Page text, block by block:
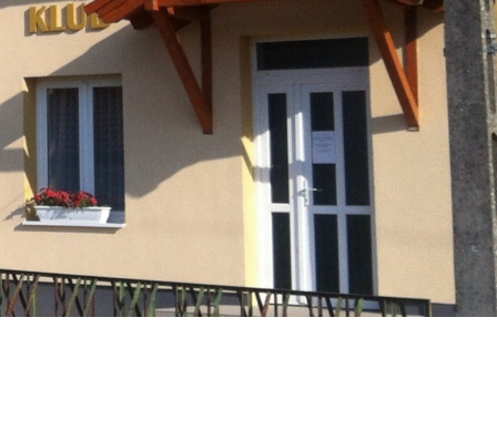
Intézményfenntartó
Társulás
Vasszécsenyi
Üzenet
Esküvő
Időpontfoglalás